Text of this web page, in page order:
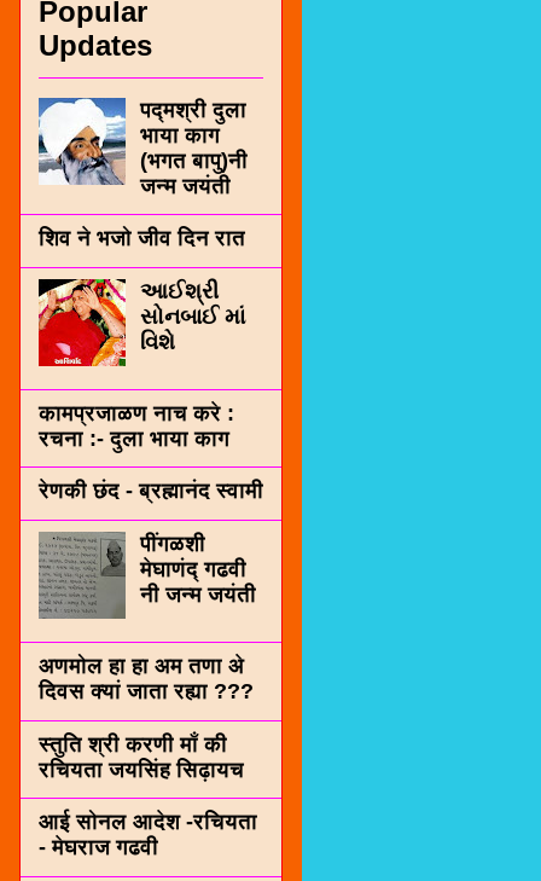
Popular
Updates
पद्मश्री दुला
भाया काग
(भगत बापु)नी
जन्म जयंती
शिव ने भजो जीव दिन रात
આઈશ્રી
સોનબાઈ માં
વિશે
कामप्रजाळण नाच करे :
रचना :- दुला भाया काग
रेणकी छंद - ब्रह्मानंद स्वामी
पींगळशी
मेघाणंद् गढवी
नी जन्म जयंती
अणमोल हा हा अम तणा अे
दिवस क्यां जाता रह्या ???
स्तुति श्री करणी माँ की
रचियता जयसिंह सिढ़ायच
आई सोनल आदेश -रचियता
- मेघराज गढवी